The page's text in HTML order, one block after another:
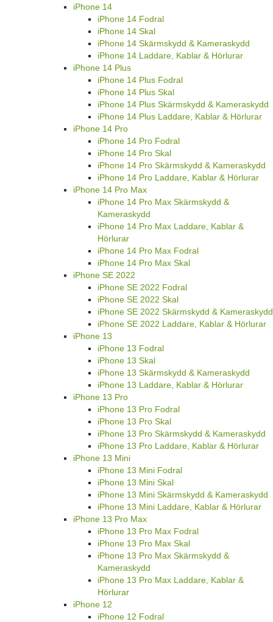
iPhone 14
iPhone 14 Fodral
iPhone 14 Skal
iPhone 14 Skärmskydd & Kameraskydd
iPhone 14 Laddare, Kablar & Hörlurar
iPhone 14 Plus
iPhone 14 Plus Fodral
iPhone 14 Plus Skal
iPhone 14 Plus Skärmskydd & Kameraskydd
iPhone 14 Plus Laddare, Kablar & Hörlurar
iPhone 14 Pro
iPhone 14 Pro Fodral
iPhone 14 Pro Skal
iPhone 14 Pro Skärmskydd & Kameraskydd
iPhone 14 Pro Laddare, Kablar & Hörlurar
iPhone 14 Pro Max
iPhone 14 Pro Max Skärmskydd &
Kameraskydd
iPhone 14 Pro Max Laddare, Kablar &
Hörlurar
iPhone 14 Pro Max Fodral
iPhone 14 Pro Max Skal
iPhone SE 2022
iPhone SE 2022 Fodral
iPhone SE 2022 Skal
iPhone SE 2022 Skärmskydd & Kameraskydd
iPhone SE 2022 Laddare, Kablar & Hörlurar
iPhone 13
iPhone 13 Fodral
iPhone 13 Skal
iPhone 13 Skärmskydd & Kameraskydd
iPhone 13 Laddare, Kablar & Hörlurar
iPhone 13 Pro
iPhone 13 Pro Fodral
iPhone 13 Pro Skal
iPhone 13 Pro Skärmskydd & Kameraskydd
iPhone 13 Pro Laddare, Kablar & Hörlurar
iPhone 13 Mini
iPhone 13 Mini Fodral
iPhone 13 Mini Skal
iPhone 13 Mini Skärmskydd & Kameraskydd
iPhone 13 Mini Laddare, Kablar & Hörlurar
iPhone 13 Pro Max
iPhone 13 Pro Max Fodral
iPhone 13 Pro Max Skal
iPhone 13 Pro Max Skärmskydd &
Kameraskydd
iPhone 13 Pro Max Laddare, Kablar &
Hörlurar
iPhone 12
iPhone 12 Fodral